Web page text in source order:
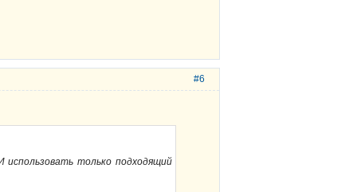
#6
только подходящий